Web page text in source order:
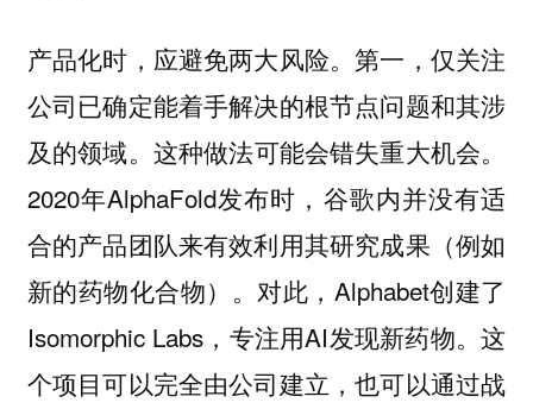
产品化时，应避免两大风险。第一，仅关注
公司已确定能着手解决的根节点问题和其涉
及的领域。 这种做法可能会错失重大机会。
2020年AlphaFold发布时，谷歌内并没有适
合的产品团队来有效利用其研究成果（例如
新的药物化合物）。对此，Alphabet创建了
Isomorphic Labs，专注用AI发现新药物。这
个项目可以完全由公司建立，也可以通过战